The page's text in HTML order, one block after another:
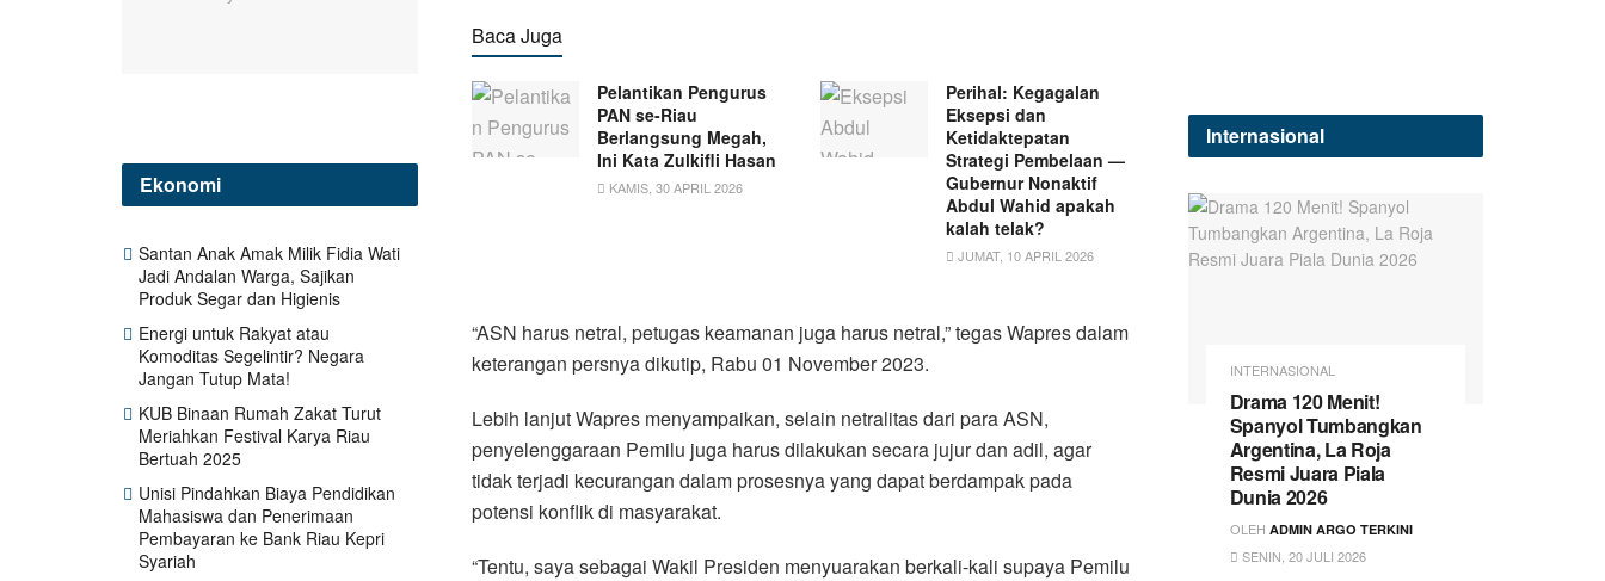
Baca Juga
Pelantikan Pengurus
PAN se-Riau
Berlangsung Megah,
Ini Kata Zulkifli Hasan
KAMIS, 30 APRIL 2026
Perihal: Kegagalan
Eksepsi dan
Ketidaktepatan
Strategi Pembelaan —
Gubernur Nonaktif
Abdul Wahid apakah
kalah telak?
JUMAT, 10 APRIL 2026
“ASN harus netral, petugas keamanan juga harus netral,” tegas Wapres dalam
keterangan persnya dikutip, Rabu 01 November 2023.
Lebih lanjut Wapres menyampaikan, selain netralitas dari para ASN,
penyelenggaraan Pemilu juga harus dilakukan secara jujur dan adil, agar
tidak terjadi kecurangan dalam prosesnya yang dapat berdampak pada
potensi konflik di masyarakat.
“Tentu, saya sebagai Wakil Presiden menyuarakan berkali-kali supaya Pemilu
Ekonomi
Santan Anak Amak Milik Fidia Wati
Jadi Andalan Warga, Sajikan
Produk Segar dan Higienis
Energi untuk Rakyat atau
Komoditas Segelintir? Negara
Jangan Tutup Mata!
KUB Binaan Rumah Zakat Turut
Meriahkan Festival Karya Riau
Bertuah 2025
Unisi Pindahkan Biaya Pendidikan
Mahasiswa dan Penerimaan
Pembayaran ke Bank Riau Kepri
Syariah
Internasional
INTERNASIONAL
Drama 120 Menit!
Spanyol Tumbangkan
Argentina, La Roja
Resmi Juara Piala
Dunia 2026
OLEH ADMIN ARGO TERKINI
SENIN, 20 JULI 2026